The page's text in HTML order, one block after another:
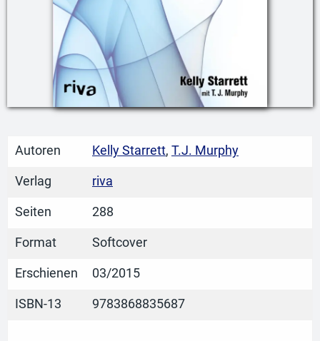
Autoren Kelly Starrett, T.J. Murphy
Verlag riva
Seiten 288
Format Softcover
Erschienen 03/2015
ISBN-13 9783868835687